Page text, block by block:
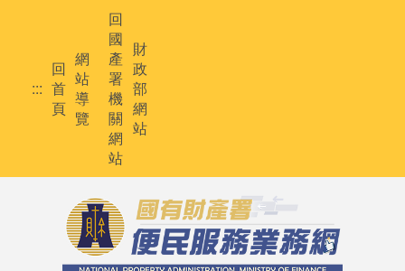
:::
回
首
頁
網
站
導
覽
回
國
產
署
機
關
網
站
財
政
部
網
站